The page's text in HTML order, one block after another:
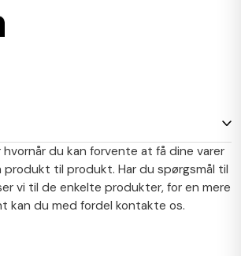
du kan forvente at få dine varer
produkt til produkt. Har du spørgsmål til
vi til de enkelte produkter, for en mere
kan du med fordel kontakte os.